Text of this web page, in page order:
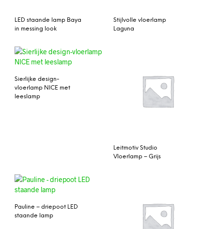
LED staande lamp Baya
in messing look
Stijlvolle vloerlamp
Laguna
Sierlijke design-
vloerlamp NICE met
leeslamp
Leitmotiv Studio
Vloerlamp – Grijs
Pauline – driepoot LED
staande lamp